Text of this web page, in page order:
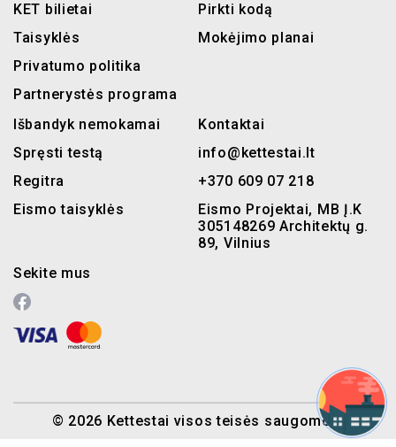
KET bilietai
Taisyklės
Privatumo politika
Partnerystės programa
Pirkti kodą
Mokėjimo planai
Išbandyk nemokamai
Spręsti testą
Regitra
Eismo taisyklės
Sekite mus
Kontaktai
info@kettestai.lt
+370 609 07 218
Eismo Projektai, MB Į.K
305148269 Architektų g.
89, Vilnius
© 2026 Kettestai visos teisės saugomos.